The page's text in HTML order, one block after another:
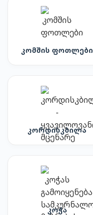
კომშის ფოთლები
კორდისკბილა
კოჭა